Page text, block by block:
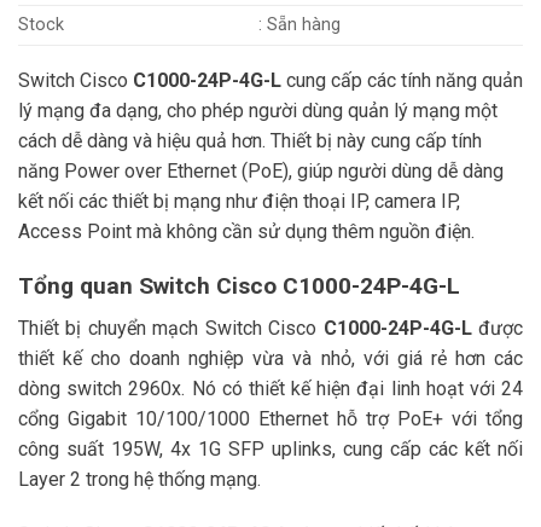
Stock
: Sẵn hàng
Switch Cisco C1000-24P-4G-L cung cấp các tính năng quản
lý mạng đa dạng, cho phép người dùng quản lý mạng một
cách dễ dàng và hiệu quả hơn. Thiết bị này cung cấp tính
năng Power over Ethernet (PoE), giúp người dùng dễ dàng
kết nối các thiết bị mạng như điện thoại IP, camera IP,
Access Point mà không cần sử dụng thêm nguồn điện.
Tổng quan Switch Cisco C1000-24P-4G-L
Thiết bị chuyển mạch Switch Cisco C1000-24P-4G-Lđược
thiết kế cho doanh nghiệp vừa và nhỏ, với giá rẻ hơn các
dòng switch 2960x. Nó có thiết kế hiện đại linh hoạt với 24
cổng Gigabit 10/100/1000 Ethernet hỗ trợ PoE+ với tổng
công suất 195W, 4x 1G SFP uplinks, cung cấp các kết nối
Layer 2 trong hệ thống mạng.